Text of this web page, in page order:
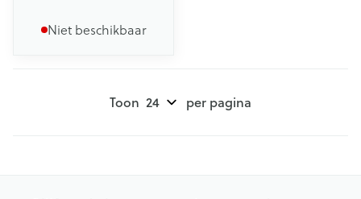
Niet beschikbaar
Toon per pagina